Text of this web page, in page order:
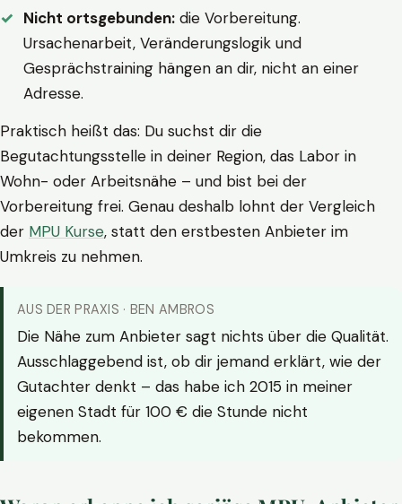
Nicht ortsgebunden: die Vorbereitung.
Ursachenarbeit, Veränderungslogik und
Gesprächstraining hängen an dir, nicht an einer
Adresse.
Praktisch heißt das: Du suchst dir die
Begutachtungsstelle in deiner Region, das Labor in
Wohn- oder Arbeitsnähe – und bist bei der
Vorbereitung frei. Genau deshalb lohnt der Vergleich
der MPU Kurse, statt den erstbesten Anbieter im
Umkreis zu nehmen.
AUS DER PRAXIS · BEN AMBROS
Die Nähe zum Anbieter sagt nichts über die Qualität.
Ausschlaggebend ist, ob dir jemand erklärt, wie der
Gutachter denkt – das habe ich 2015 in meiner
eigenen Stadt für 100 € die Stunde nicht
bekommen.